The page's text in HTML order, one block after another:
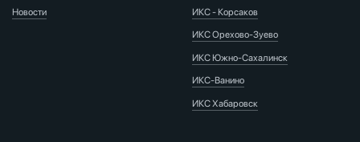
Новости ИКС - Корсаков
ИКС Орехово-Зуево
ИКС Южно-Сахалинск
ИКС-Ванино
ИКС Хабаровск